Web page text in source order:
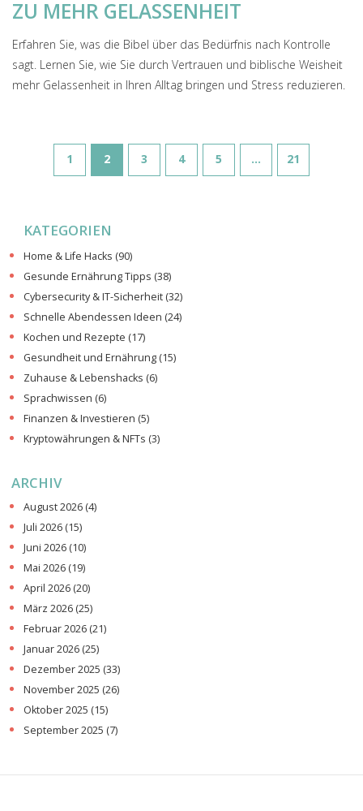
ZU MEHR GELASSENHEIT
Erfahren Sie, was die Bibel über das Bedürfnis nach Kontrolle
sagt. Lernen Sie, wie Sie durch Vertrauen und biblische Weisheit
mehr Gelassenheit in Ihren Alltag bringen und Stress reduzieren.
1 2 3 4 5 … 21
KATEGORIEN
Home & Life Hacks (90)
Gesunde Ernährung Tipps (38)
Cybersecurity & IT-Sicherheit (32)
Schnelle Abendessen Ideen (24)
Kochen und Rezepte (17)
Gesundheit und Ernährung (15)
Zuhause & Lebenshacks (6)
Sprachwissen (6)
Finanzen & Investieren (5)
Kryptowährungen & NFTs (3)
ARCHIV
August 2026 (4)
Juli 2026 (15)
Juni 2026 (10)
Mai 2026 (19)
April 2026 (20)
März 2026 (25)
Februar 2026 (21)
Januar 2026 (25)
Dezember 2025 (33)
November 2025 (26)
Oktober 2025 (15)
September 2025 (7)